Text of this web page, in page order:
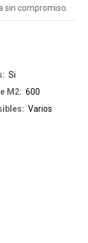
sin compromiso.
Si
M2: 600
Varios